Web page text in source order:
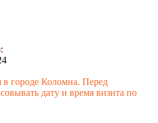
:
городе Коломна. Перед
дату и время визита по